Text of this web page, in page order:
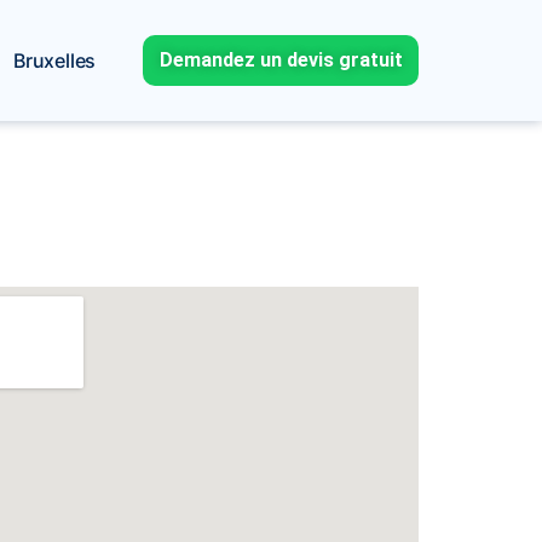
Bruxelles Demandez un devis gratuit